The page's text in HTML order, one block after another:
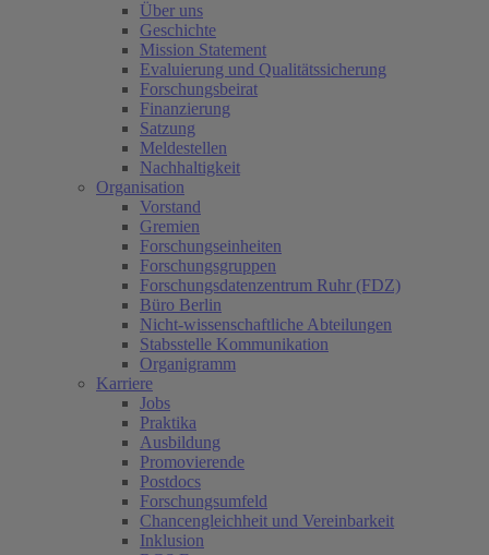
Über uns
Geschichte
Mission Statement
Evaluierung und Qualitätssicherung
Forschungsbeirat
Finanzierung
Satzung
Meldestellen
Nachhaltigkeit
Organisation
Vorstand
Gremien
Forschungseinheiten
Forschungsgruppen
Forschungsdatenzentrum Ruhr (FDZ)
Büro Berlin
Nicht-wissenschaftliche Abteilungen
Stabsstelle Kommunikation
Organigramm
Karriere
Jobs
Praktika
Ausbildung
Promovierende
Postdocs
Forschungsumfeld
Chancengleichheit und Vereinbarkeit
Inklusion